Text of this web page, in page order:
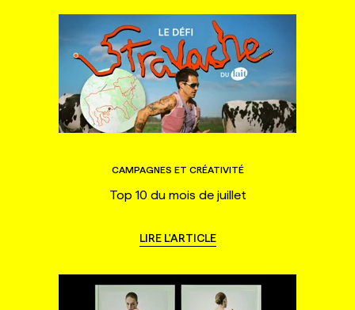
CAMPAGNES ET CRÉATIVITÉ
Top 10 du mois de juillet
LIRE L'ARTICLE